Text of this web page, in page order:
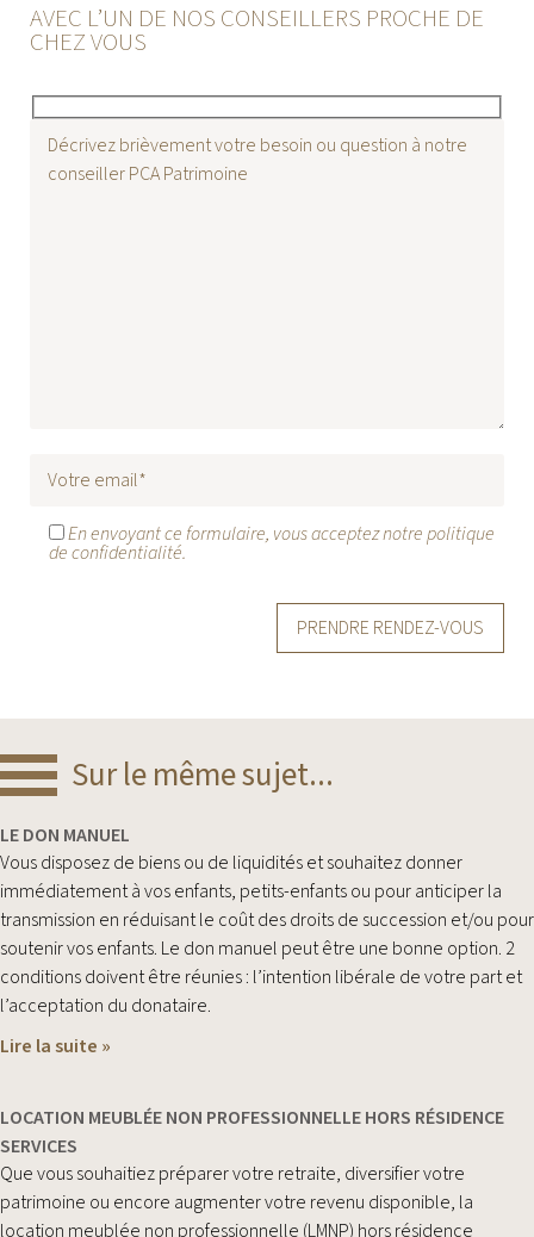
AVEC L’UN DE NOS CONSEILLERS PROCHE DE
CHEZ VOUS
En envoyant ce formulaire, vous acceptez notre politique
de confidentialité.
Sur le même sujet...
LE DON MANUEL
Vous disposez de biens ou de liquidités et souhaitez donner
immédiatement à vos enfants, petits-enfants ou pour anticiper la
transmission en réduisant le coût des droits de succession et/ou pour
soutenir vos enfants. Le don manuel peut être une bonne option. 2
conditions doivent être réunies : l’intention libérale de votre part et
l’acceptation du donataire.
Lire la suite »
LOCATION MEUBLÉE NON PROFESSIONNELLE HORS RÉSIDENCE
SERVICES
Que vous souhaitiez préparer votre retraite, diversifier votre
patrimoine ou encore augmenter votre revenu disponible, la
location meublée non professionnelle (LMNP) hors résidence